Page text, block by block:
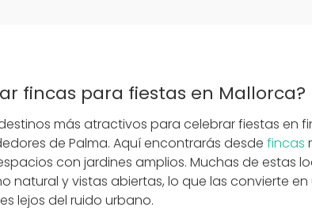
fincas para fiestas en Mallorca?
más atractivos para celebrar fiestas en
de Palma. Aquí encontrarás desde fincas
con jardines amplios. Muchas de estas
natural y vistas abiertas, lo que las convierte
lejos del ruido urbano.